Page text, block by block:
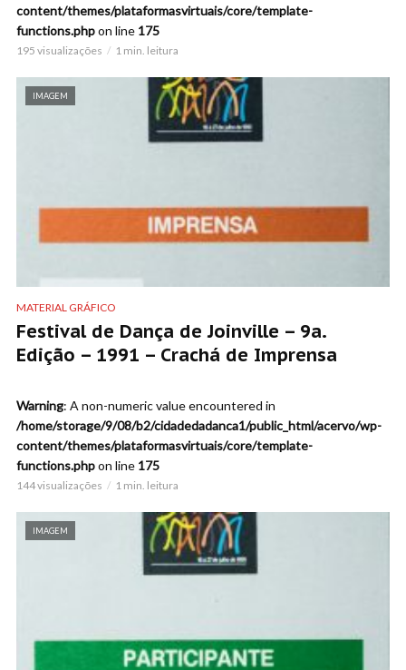
content/themes/plataformasvirtuais/core/template-
functions.phpon line 175
195 visualizações 1 min. leitura
IMAGEM
MATERIAL GRÁFICO
Festival de Dança de Joinville – 9a.
Edição – 1991 – Crachá de Imprensa
Warning: A non-numeric value encountered in
/home/storage/9/08/b2/cidadedadanca1/public_html/acervo/wp-
content/themes/plataformasvirtuais/core/template-
functions.phpon line 175
144 visualizações 1 min. leitura
IMAGEM